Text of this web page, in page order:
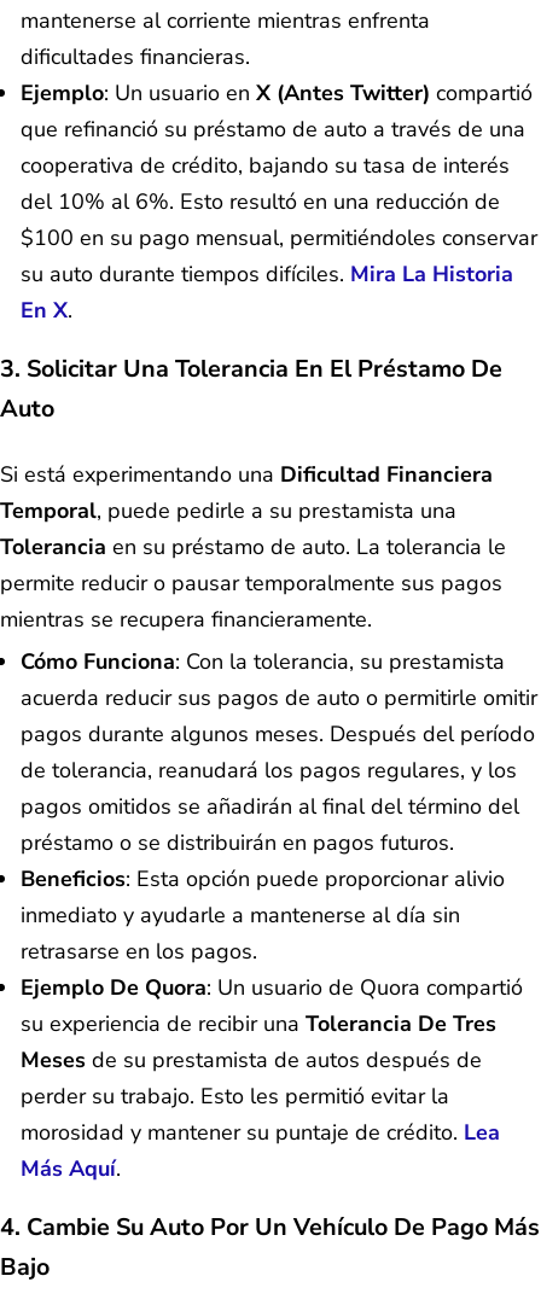
mantenerse al corriente mientras enfrenta
dificultades financieras.
Ejemplo: Un usuario en X (antes Twitter) compartió
que refinanció su préstamo de auto a través de una
cooperativa de crédito, bajando su tasa de interés
del 10% al 6%. Esto resultó en una reducción de
$100 en su pago mensual, permitiéndoles conservar
su auto durante tiempos difíciles. Mira La Historia
En X.
3. Solicitar Una Tolerancia En El Préstamo De
Auto
Si está experimentando una Dificultad Financiera
Temporal, puede pedirle a su prestamista una
Tolerancia en su préstamo de auto. La tolerancia le
permite reducir o pausar temporalmente sus pagos
mientras se recupera financieramente.
Cómo Funciona: Con la tolerancia, su prestamista
acuerda reducir sus pagos de auto o permitirle omitir
pagos durante algunos meses. Después del período
de tolerancia, reanudará los pagos regulares, y los
pagos omitidos se añadirán al final del término del
préstamo o se distribuirán en pagos futuros.
Beneficios: Esta opción puede proporcionar alivio
inmediato y ayudarle a mantenerse al día sin
retrasarse en los pagos.
Ejemplo De Quora: Un usuario de Quora compartió
su experiencia de recibir una Tolerancia De Tres
Meses de su prestamista de autos después de
perder su trabajo. Esto les permitió evitar la
morosidad y mantener su puntaje de crédito. Lea
Más Aquí.
4. Cambie Su Auto Por Un Vehículo De Pago Más
Bajo